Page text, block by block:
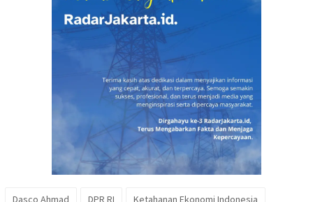
Dasco Ahmad DPR RI
Ketahanan Ekonomi Indonesia